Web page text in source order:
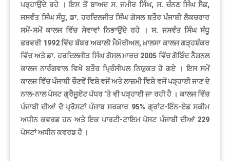
ਪੜ੍ਹਾਉਂਦੇ ਰਹੇ । ਇਸ ਤੋਂ ਬਾਅਦ ਸ. ਜਮੀਰ ਸਿੰਘ, ਸ. ਚੰਨਣ ਸਿੰਘ ਸੈਫ਼,
ਜਸਵੰਤ ਸਿੰਘ ਸੰਧੂ, ਡਾ. ਹਰਦਿਲਜੀਤ ਸਿੰਘ ਗੋਸਲ ਬਤੌਰ ਪੰਜਾਬੀ ਲੈਕਚਰਾਰ
ਸਮੇਂ-ਸਮੇਂ ਕਾਲਜ ਵਿੱਚ ਸੇਵਾਵਾਂ ਨਿਭਾਉਂਦੇ ਰਹੇ । ਸ. ਜਸਵੰਤ ਸਿੰਘ ਸੰਧੂ
ਫਰਵਰੀ 1992 ਵਿੱਚ ਬੱਬਰ ਅਕਾਲੀ ਮੈਮੋਰੀਅਲ, ਖ਼ਾਲਸਾ ਕਾਲਜ ਗੜ੍ਹਸ਼ੰਕਰ
ਵਿੱਚ ਅਤੇ ਡਾ. ਹਰਦਿਲਜੀਤ ਸਿੰਘ ਗੋਸਲ ਮਾਰਚ 2005 ਵਿੱਚ ਗੋਬਿੰਦ ਨੈਸ਼ਨਲ
ਕਾਲਜ ਨਾਰੰਗਵਾਲ ਵਿਖੇ ਬਤੌਰ ਪ੍ਰਿੰਸੀਪਲ ਨਿਯੁਕਤ ਹੋ ਗਏ । ਇਸ ਸਮੇਂ
ਕਾਲਜ ਵਿੱਚ ਪੰਜਾਬੀ ਚੌਣਵੇਂ ਵਿਸ਼ੇ ਵਜੋਂ ਅਤੇ ਲਾਜ਼ਮੀ ਵਿਸ਼ੇ ਵਜੋਂ ਪੜ੍ਹਾਈ ਜਾਣ ਦੇ
ਨਾਲ-ਨਾਲ ਪੋਸਟ ਗ੍ਰੈਜੂਏਟ ਪੱਧਰ ’ਤੇ ਵੀ ਪੜ੍ਹਾਈ ਜਾ ਰਹੀ ਹੈ । ਕਾਲਜ ਵਿੱਚ
ਪੰਜਾਬੀ ਦੀਆਂ ਦੋ ਪ੍ਰੋਸਟਾਂ ਪੰਜਾਬ ਸਰਕਾਰ 95% ਗ੍ਰਾਂਟ-ਇੰਨ-ਏਡ ਸਕੀਮ
ਅਧੀਨ ਕਵਰਡ ਹਨ ਅਤੇ ਇਕ ਪਾਰਟੀ-ਟਾਇਮ ਪੋਸਟ ਪੰਜਾਬੀ ਦੀਆਂ 229
ਪੋਸਟਾਂ ਅਧੀਨ ਕਵਰਡ ਹੈ ।